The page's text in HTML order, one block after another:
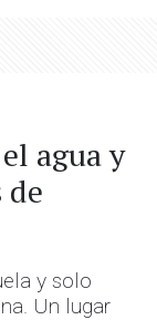
agua y
de
y solo
Un lugar